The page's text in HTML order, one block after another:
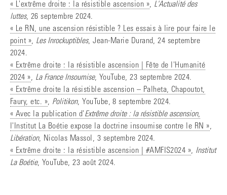
« L'extrême droite : la résistible ascension », L'Actualité des
luttes, 26 septembre 2024.
« Le RN, une ascension résistible ? Les essais à lire pour faire le
point », Les Inrockuptibles, Jean-Marie Durand, 24 septembre
2024.
« Extrême droite : la résistible ascension | Fête de l'Humanité
2024 », La France Insoumise, YouTube, 23 septembre 2024.
« Extrême droite la résistible ascension – Palheta, Chapoutot,
Faury, etc. », Politikon, YouTube, 8 septembre 2024.
« Avec la publication d'Extrême droite : la résistible ascension,
l'Institut La Boétie expose la doctrine insoumise contre le RN »,
Libération, Nicolas Massol, 3 septembre 2024.
« Extrême droite : la résistible ascension | #AMFIS2024 », Institut
La Boétie, YouTube, 23 août 2024.